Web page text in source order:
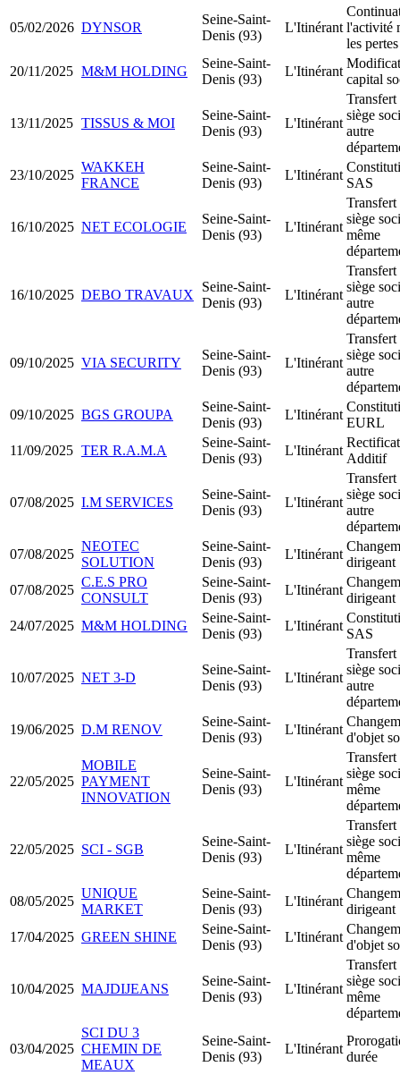
05/02/2026 DYNSOR
Seine-Saint-
Denis (93)
L'Itinérant l'activité
les pertes
20/11/2025 M&M HOLDING
Seine-Saint-
Denis (93)
L'Itinérant
capital
13/11/2025 TISSUS & MOI
Seine-Saint-
Denis (93)
L'Itinérant
Transfert
siège
autre
23/10/2025
WAKKEH
FRANCE
Seine-Saint-
Denis (93)
L'Itinérant
SAS
16/10/2025 NET ECOLOGIE
Seine-Saint-
Denis (93)
L'Itinérant
Transfert
siège
même
16/10/2025 DEBO TRAVAUX
Seine-Saint-
Denis (93)
L'Itinérant
Transfert
siège
autre
09/10/2025 VIA SECURITY
Seine-Saint-
Denis (93)
L'Itinérant
Transfert
siège
autre
09/10/2025 BGS GROUPA
Seine-Saint-
Denis (93)
L'Itinérant
EURL
11/09/2025 TER R.A.M.A
Seine-Saint-
Denis (93)
L'Itinérant
Additif
07/08/2025 I.M SERVICES
Seine-Saint-
Denis (93)
L'Itinérant
Transfert
siège
autre
07/08/2025
NEOTEC
SOLUTION
Seine-Saint-
Denis (93)
L'Itinérant
dirigeant
07/08/2025
C.E.S PRO
CONSULT
Seine-Saint-
Denis (93)
L'Itinérant
dirigeant
24/07/2025 M&M HOLDING
Seine-Saint-
Denis (93)
L'Itinérant
SAS
10/07/2025 NET 3-D
Seine-Saint-
Denis (93)
L'Itinérant
Transfert
siège
autre
19/06/2025 D.M RENOV
Seine-Saint-
Denis (93)
L'Itinérant
d'objet
22/05/2025
MOBILE
PAYMENT
INNOVATION
Seine-Saint-
Denis (93)
L'Itinérant
Transfert
siège
même
22/05/2025 SCI - SGB
Seine-Saint-
Denis (93)
L'Itinérant
Transfert
siège
même
08/05/2025
UNIQUE
MARKET
Seine-Saint-
Denis (93)
L'Itinérant
dirigeant
17/04/2025 GREEN SHINE
Seine-Saint-
Denis (93)
L'Itinérant
d'objet
10/04/2025 MAJDIJEANS
Seine-Saint-
Denis (93)
L'Itinérant
Transfert
siège
même
03/04/2025
SCI DU 3
CHEMIN DE
MEAUX
Seine-Saint-
Denis (93)
L'Itinérant
durée